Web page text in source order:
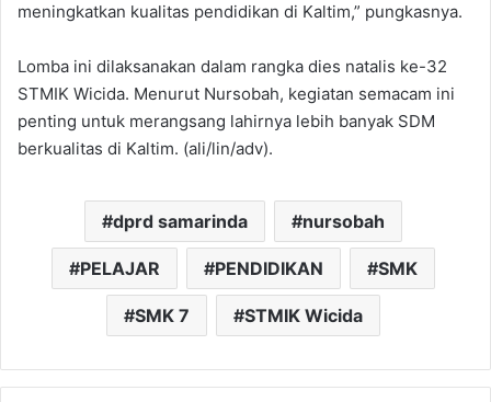
meningkatkan kualitas pendidikan di Kaltim,” pungkasnya.
Lomba ini dilaksanakan dalam rangka dies natalis ke-32
STMIK Wicida. Menurut Nursobah, kegiatan semacam ini
penting untuk merangsang lahirnya lebih banyak SDM
berkualitas di Kaltim. (ali/lin/adv).
dprd samarinda nursobah
PELAJAR PENDIDIKAN SMK
SMK 7 STMIK Wicida